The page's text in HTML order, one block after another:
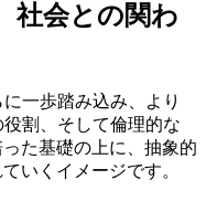
社会との関わ
一歩踏み込み、より
割、そして倫理的な
た基礎の上に、抽象的
いくイメージです。